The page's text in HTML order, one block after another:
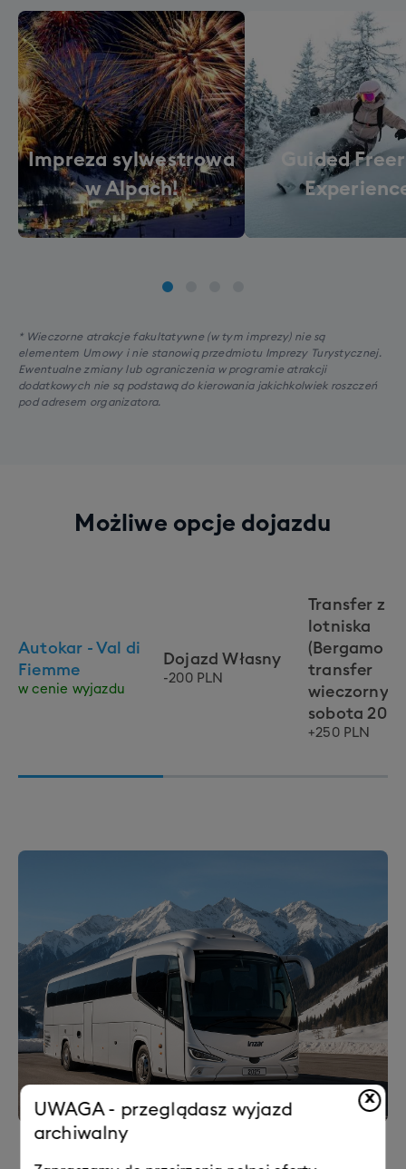
x
UWAGA - przeglądasz wyjazd
archiwalny
Impreza sylwestrowa
w Alpach!
Guided
* Wieczorne atrakcje fakultatywne (w tym imprezy) nie są
elementem Umowy i nie stanowią przedmiotu Imprezy Turystycznej.
Ewentualne zmiany lub ograniczenia w programie atrakcji
dodatkowych nie są podstawą do kierowania jakichkolwiek roszczeń
pod adresem organizatora.
Możliwe opcje dojazdu
Autokar - Val di
Fiemme
w cenie wyjazdu
Dojazd Własny
-200 PLN
Transfer z
lotniska
(Bergamo -
transfer
wieczorny:
sobota
+250 PLN